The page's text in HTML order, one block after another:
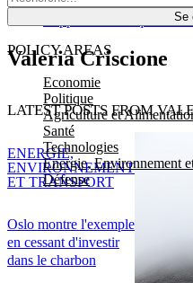
Se
POLICY AREAS
Economie
Politique
Agriculture et
Santé
Technologies
Energie, Environnement
Défense
Valeria Criscione
LATEST POSTS FROM
Oslo montre l'exemple
en cessant d'investir
dans le charbon
ENERGIE,
ENVIRONNEMENT
ET TRANSPORT